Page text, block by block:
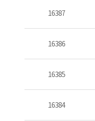
16387
16386
16385
16384